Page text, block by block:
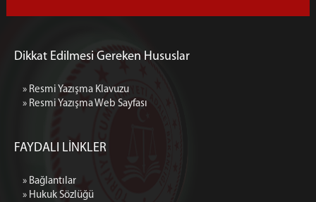
Dikkat Edilmesi Gereken Hususlar
» Resmi Yazışma Klavuzu
» Resmi Yazışma Web Sayfası
FAYDALI LİNKLER
» Bağlantılar
» Hukuk Sözlüğü